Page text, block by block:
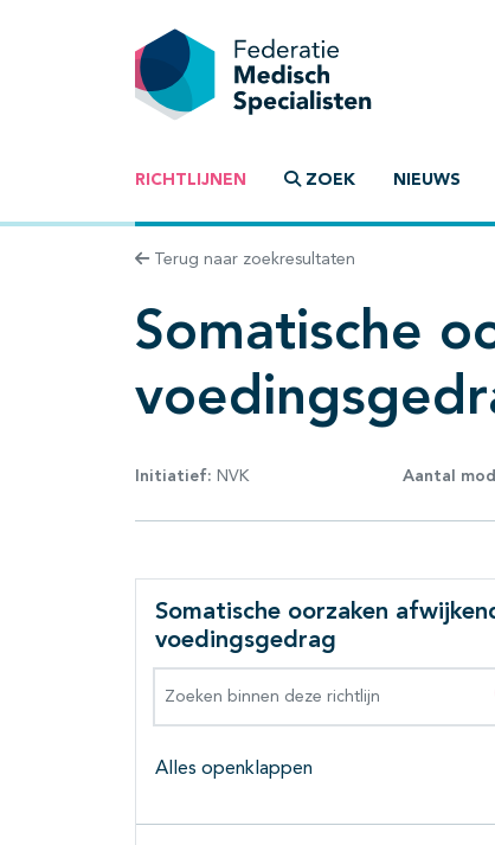
RICHTLIJNEN ZOEK NIEUWS
Terug naar zoekresultaten
Somatische
Initiatief: NVK Aantal
Somatische oorzaken
voedingsgedrag
Alles openklappen